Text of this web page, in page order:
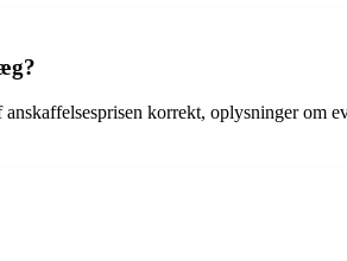
korrekt, oplysninger om